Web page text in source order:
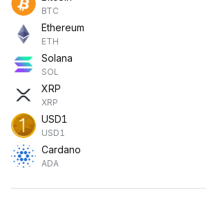
BTC
Ethereum
ETH
Solana
SOL
XRP
XRP
USD1
USD1
Cardano
ADA